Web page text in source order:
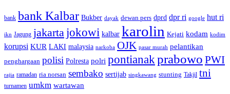
bank bank Kalbar Bukber dayak dewan pers dprd dpr ri google hut ri
ikn Jagung jakarta jokowi kalbar karolin Kejati kodam kodim
korupsi KUR LAKI malaysia narkoba OJK pasar murah pelantikan
penghargaan polisi Polresta polri pontianakprabowo PWI
rajia ramadan ria norsan sembako sertijab singkawang stunting Takjil tni
turnamen umkm wartawan